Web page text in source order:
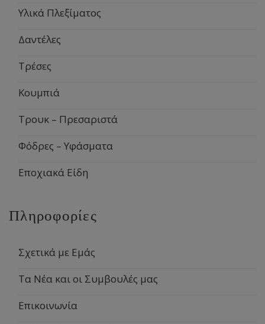
Υλικά Πλεξίματος
Δαντέλες
Τρέσες
Κουμπιά
Τρουκ – Πρεσαριστά
Φόδρες – Υφάσματα
Εποχιακά Είδη
Πληροφορίες
Σχετικά με Εμάς
Τα Νέα και οι Συμβουλές μας
Επικοινωνία